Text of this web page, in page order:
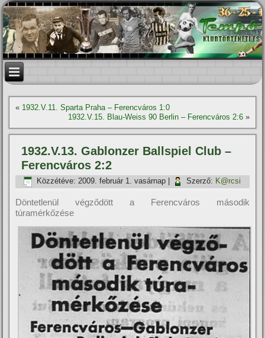
« 1932.V.11. Sparta Praha – Ferencváros 1:0
1932.V.15. Blau-Weiss 90 Berlin – Ferencváros 2:6»
1932.V.13. Gablonzer Ballspiel Club –
Ferencváros 2:2
Közzétéve: 2009. február 1. vasárnap Szerző: K@rcsi
Döntetlenül végződött a Ferencváros második
túramérkőzése